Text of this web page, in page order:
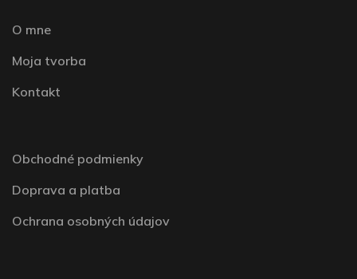
O mne
Moja tvorba
Kontakt
Obchodné podmienky
Doprava a platba
Ochrana osobných údajov